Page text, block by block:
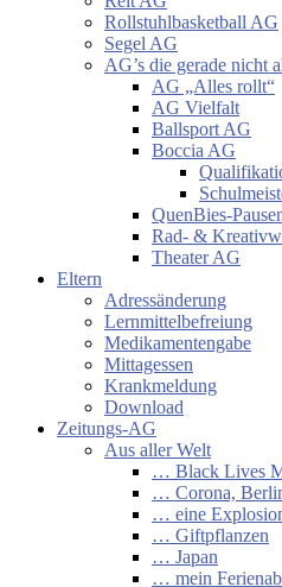
Rollstuhlbasketball AG
Segel AG
AG’s die gerade nicht
AG „Alles rollt“
AG Vielfalt
Ballsport AG
Boccia AG
QuenBies-
Rad- &
Theater AG
Eltern
Adressänderung
Lernmittelbefreiung
Medikamentengabe
Mittagessen
Krankmeldung
Download
Zeitungs-AG
Aus aller Welt
… Black Lives
… Corona,
… eine
… Giftpflanzen
… Japan
… mein